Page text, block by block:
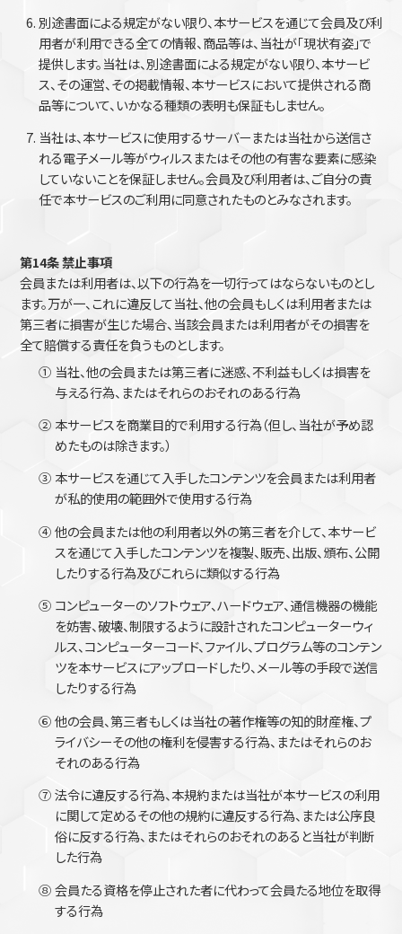
別途書面による規定がない限り、本サービスを通じて会員及び利
用者が利用できる全ての情報、商品等は、当社が「現状有姿」で
提供します。当社は、別途書面による規定がない限り、本サービ
ス、その運営、その掲載情報、本サービスにおいて提供される商
品等について、いかなる種類の表明も保証もしません。
当社は、本サービスに使用するサーバーまたは当社から送信さ
れる電子メール等がウィルスまたはその他の有害な要素に感染
していないことを保証しません。会員及び利用者は、ご自分の責
任で本サービスのご利用に同意されたものとみなされます。
第14条 禁止事項
会員または利用者は、以下の行為を一切行ってはならないものとし
ます。万が一、これに違反して当社、他の会員もしくは利用者または
第三者に損害が生じた場合、当該会員または利用者がその損害を
全て賠償する責任を負うものとします。
① 当社、他の会員または第三者に迷惑、不利益もしくは損害を
与える行為、またはそれらのおそれのある行為
② 本サービスを商業目的で利用する行為（但し、当社が予め認
めたものは除きます。）
③ 本サービスを通じて入手したコンテンツを会員または利用者
が私的使用の範囲外で使用する行為
④ 他の会員または他の利用者以外の第三者を介して、本サービ
スを通じて入手したコンテンツを複製、販売、出版、頒布、公開
したりする行為及びこれらに類似する行為
⑤ コンピューターのソフトウェア、ハードウェア、通信機器の機能
を妨害、破壊、制限するように設計されたコンピューターウィ
ルス、コンピューターコード、ファイル、プログラム等のコンテン
ツを本サービスにアップロードしたり、メール等の手段で送信
したりする行為
⑥ 他の会員、第三者もしくは当社の著作権等の知的財産権、プ
ライバシーその他の権利を侵害する行為、またはそれらのお
それのある行為
⑦ 法令に違反する行為、本規約または当社が本サービスの利用
に関して定めるその他の規約に違反する行為、または公序良
俗に反する行為、またはそれらのおそれのあると当社が判断
した行為
⑧ 会員たる資格を停止された者に代わって会員たる地位を取得
する行為